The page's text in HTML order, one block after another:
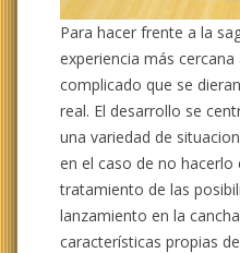
Para hacer frente a la
experiencia más
complicado que se
real. El desarrollo se
una variedad de
en el caso de no
tratamiento de las
lanzamiento en la
características propias